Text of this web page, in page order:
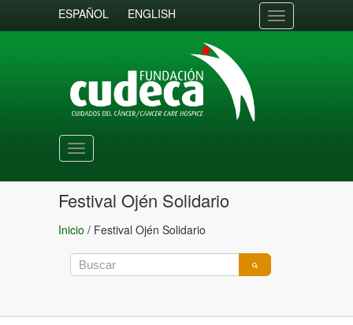
ESPAÑOL ENGLISH
Toggle
navigation
Toggle
navigation
Festival Ojén Solidario
Inicio / Festival Ojén Solidario